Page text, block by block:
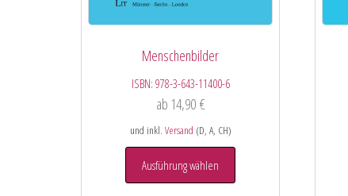
Menschenbilder
ISBN: 978-3-643-11400-6
ab 14,90 €
und inkl. Versand (D, A, CH)
Ausführung wählen